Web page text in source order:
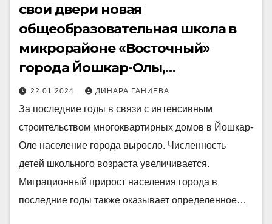
свои двери новая
общеобразовательная школа в
микрорайоне «Восточный»
города Йошкар-Олы,
рассчитанная на 1100
ученических мест
22.01.2024 ДИНАРА ГАНИЕВА
За последние годы в связи с интенсивным
строительством многоквартирных домов в Йошкар-
Оле население города выросло. Численность
детей школьного возраста увеличивается.
Миграционный прирост населения города в
последние годы также оказывает определенное…